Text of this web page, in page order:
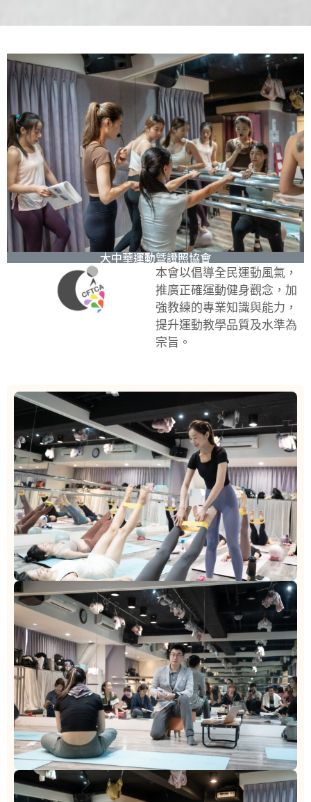
大中華運動曁證照協會
本會以倡導全民運動風氣，
推廣正確運動健身觀念，加
強教練的專業知識與能力，
提升運動教學品質及水準為
宗旨。